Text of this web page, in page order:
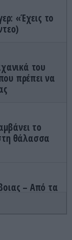
«Έχεις το
του
πρέπει να
το
θάλασσα
– Από τα